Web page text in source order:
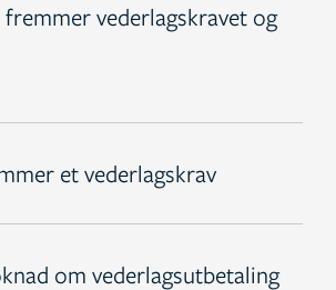
vederlagskravet og
et vederlagskrav
om vederlagsutbetaling